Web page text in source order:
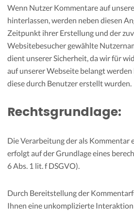
Wenn Nutzer Kommentare auf
hinterlassen, werden neben diesen
Zeitpunkt ihrer Erstellung und der
Websitebesucher gewählte
dient unserer Sicherheit, da wir für
auf unserer Webseite belangt werden
diese durch Benutzer erstellt wurden.
Rechtsgrundlage:
Die Verarbeitung der als Kommentar
erfolgt auf der Grundlage eines
6 Abs. 1 lit. f DSGVO).
Durch Bereitstellung der
Ihnen eine unkomplizierte